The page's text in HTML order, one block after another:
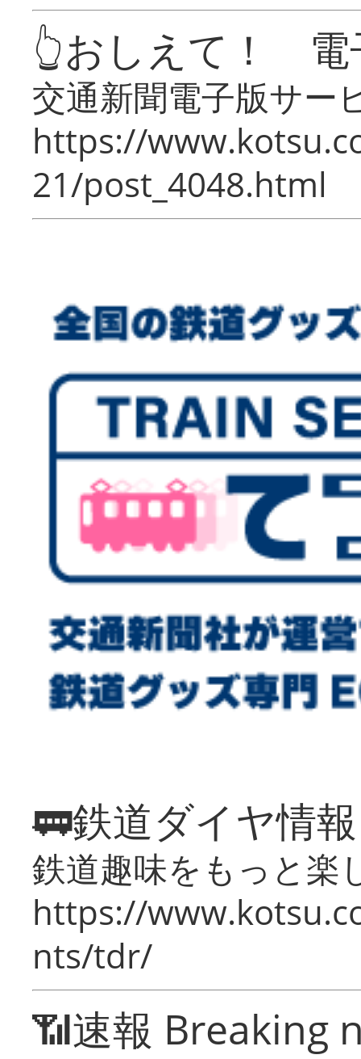
👆おしえて！ 電
交通新聞電子版サー
https://
21/post_4048.html
🚃鉄道ダイヤ情
鉄道趣味をもっと楽
https://
nts/tdr/
📶速報 Breaking